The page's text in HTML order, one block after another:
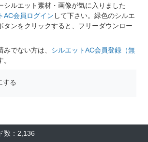
シルエット素材・画像が気に入りました
AC会員ログイン して下さい。緑色のシルエ
タンをクリックすると、フリーダウンロー
でない方は、 シルエットAC会員登録（無
する
数：2,136